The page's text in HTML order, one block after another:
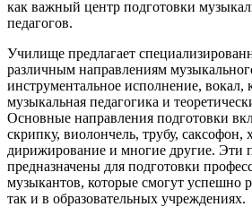
как важный центр подготовки
педагогов.
Училище предлагает
различным направлениям
инструментальное исполнение, вокал,
музыкальная педагогика и
Основные направления подготовки
скрипку, виолончель, трубу, саксофон,
дирижирование и многие другие. Эти
предназначены для подготовки
музыкантов, которые смогут успешно
так и в образовательных учреждениях.